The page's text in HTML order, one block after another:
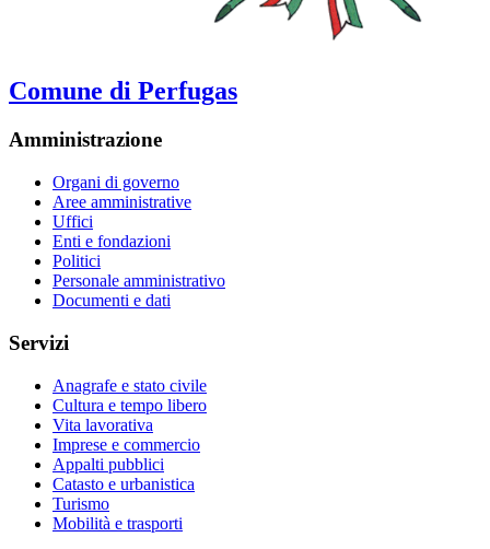
Comune di Perfugas
Amministrazione
Organi di governo
Aree amministrative
Uffici
Enti e fondazioni
Politici
Personale amministrativo
Documenti e dati
Servizi
Anagrafe e stato civile
Cultura e tempo libero
Vita lavorativa
Imprese e commercio
Appalti pubblici
Catasto e urbanistica
Turismo
Mobilità e trasporti